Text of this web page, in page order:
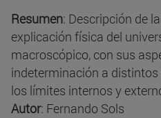
Resumen: Descripción de
explicación física del
macroscópico, con sus
indeterminación a distintos
los límites internos y
Autor: Fernando Sols